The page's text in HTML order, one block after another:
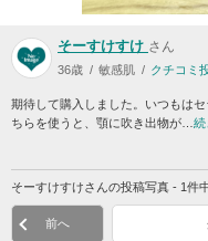
そーすけすけ さん
36歳 敏感肌 クチコミ
期待して購入しました。いつもは
ちらを使うと、顎に吹き出物が… 続
そーすけすけさんの投稿写真 - 1件
前へ